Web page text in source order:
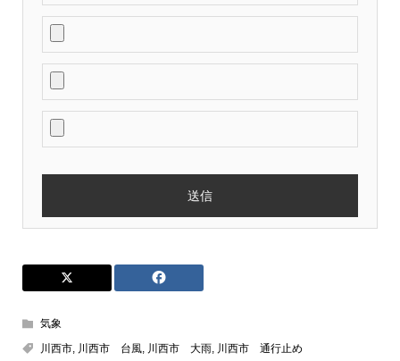
気象
川西市, 川西市 台風, 川西市 大雨, 川西市 通行止め